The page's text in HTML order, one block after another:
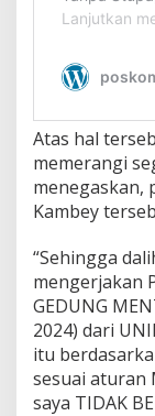
Atas hal
memerangi
menegaskan,
Kambey
“Sehingga
mengerjakan
GEDUNG
2024) dari
itu
sesuai aturan
saya TIDAK